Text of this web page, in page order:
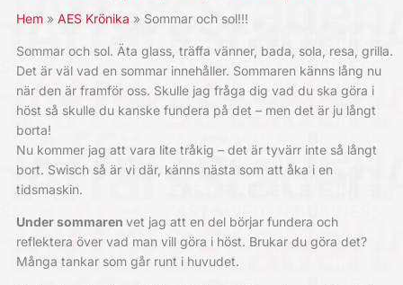
Hem
AES Krönika Sommar och sol!!!
Sommar och sol. Äta glass, träffa vänner, bada, sola, resa, grilla.
Det är väl vad en sommar innehåller. Sommaren känns lång nu
när den är framför oss. Skulle jag fråga dig vad du ska göra i
höst så skulle du kanske fundera på det – men det är ju långt
borta!
Nu kommer jag att vara lite tråkig – det är tyvärr inte så långt
bort. Swisch så är vi där, känns nästa som att åka i en
tidsmaskin.
Under sommaren vet jag att en del börjar fundera och
reflektera över vad man vill göra i höst. Brukar du göra det?
Många tankar som går runt i huvudet.